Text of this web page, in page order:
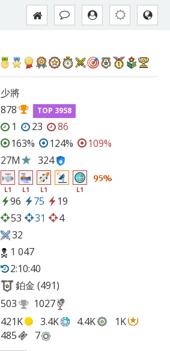
少將
878 TOP 3958
1 23
86
163% 124%
109%
27M
324
L1 L1 L1 L1
95%
96 75
19
53 31
4
32
1 047
2:10:40
鉑金 (491)
503
1027
421K 3.4K 4.4K
1K
485
7